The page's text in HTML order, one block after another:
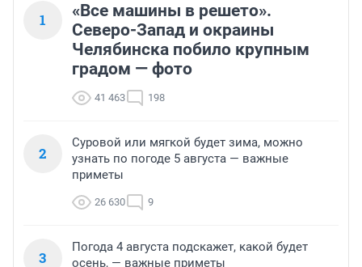
1
«Все машины в решето».
Северо-Запад и окраины
Челябинска побило крупным
градом — фото
41 463 198
2
Суровой или мягкой будет зима, можно
узнать по погоде 5 августа — важные
приметы
26 630 9
3
Погода 4 августа подскажет, какой будет
осень, — важные приметы